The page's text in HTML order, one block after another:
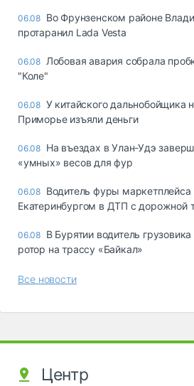
06.08 Во Фрунзенском районе
протаранил Lada Vesta
06.08 Лобовая авария собрала
"Коле"
06.08 У китайского дальнобойщика
Приморье изъяли деньги
06.08 Ha въeздax в Улaн-Удэ
«yмныx» вecoв для фyp
06.08 Водитель фуры маркетплейса
Екатеринбургом в ДТП с дорожной
06.08 В Бурятии водитель
ротор на трассу «Байкал»
Все новости
Центр